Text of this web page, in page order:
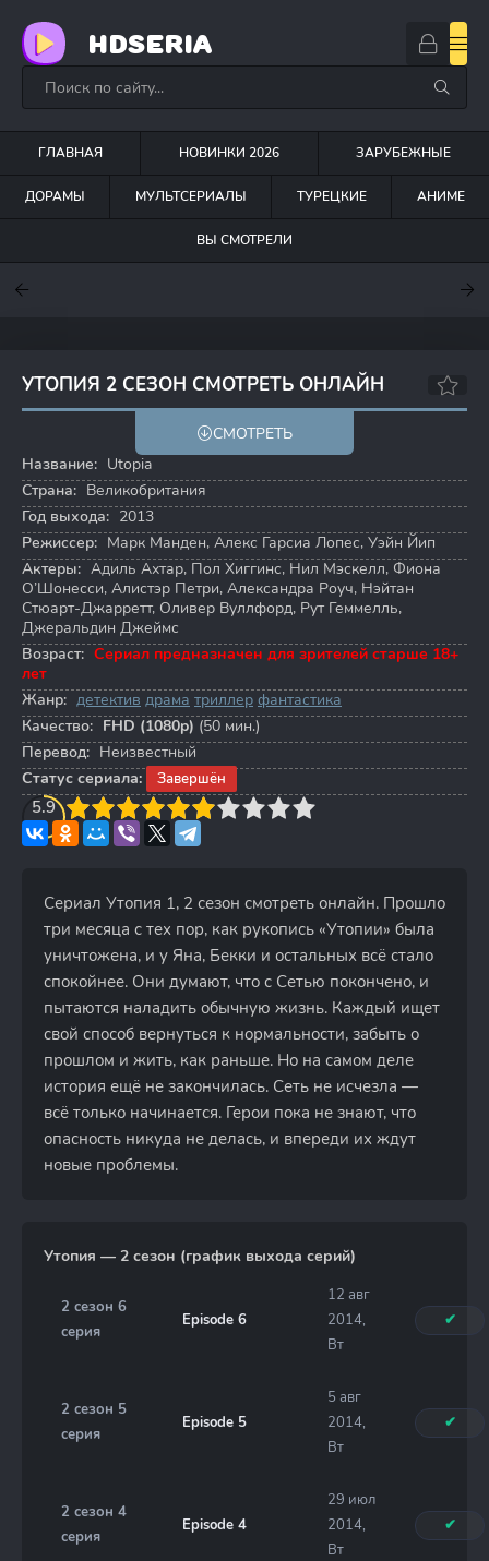
HDSERIA
ГЛАВНАЯ НОВИНКИ 2026 ЗАРУБЕЖНЫЕ
ДОРАМЫ МУЛЬТСЕРИАЛЫ ТУРЕЦКИЕ АНИМЕ
ВЫ СМОТРЕЛИ
УТОПИЯ 2 СЕЗОН СМОТРЕТЬ ОНЛАЙН
7.6 8.4
СМОТРЕТЬ
Название: Utopia
Страна: Великобритания
Год выхода: 2013
Режиссер: Марк Манден, Алекс Гарсиа Лопес, Уэйн Йип
Актеры: Адиль Ахтар, Пол Хиггинс, Нил Мэскелл, Фиона
О’Шонесси, Алистэр Петри, Александра Роуч, Нэйтан
Стюарт-Джарретт, Оливер Вуллфорд, Рут Геммелль,
Джеральдин Джеймс
Возраст: Сериал предназначен для зрителей старше 18+
лет
Жанр: детектив драма триллер фантастика
Качество: FHD (1080p) (50 мин.)
Перевод: Неизвестный
Статус сериала:
Завершён
5.9
4 5 6 7 8 9 10
Сериал Утопия 1, 2 сезон смотреть онлайн. Прошло
три месяца с тех пор, как рукопись «Утопии» была
уничтожена, и у Яна, Бекки и остальных всё стало
спокойнее. Они думают, что с Сетью покончено, и
пытаются наладить обычную жизнь. Каждый ищет
свой способ вернуться к нормальности, забыть о
прошлом и жить, как раньше. Но на самом деле
история ещё не закончилась. Сеть не исчезла —
всё только начинается. Герои пока не знают, что
опасность никуда не делась, и впереди их ждут
новые проблемы.
Утопия — 2 сезон (график выхода серий)
2 сезон 6
серия
Episode 6
12 авг
2014,
Вт
✔
2 сезон 5
серия
Episode 5
5 авг
2014,
Вт
✔
2 сезон 4
серия
Episode 4
29 июл
2014,
Вт
✔